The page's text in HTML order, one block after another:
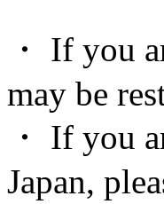
・ If you
may be
・ If you
Japan,